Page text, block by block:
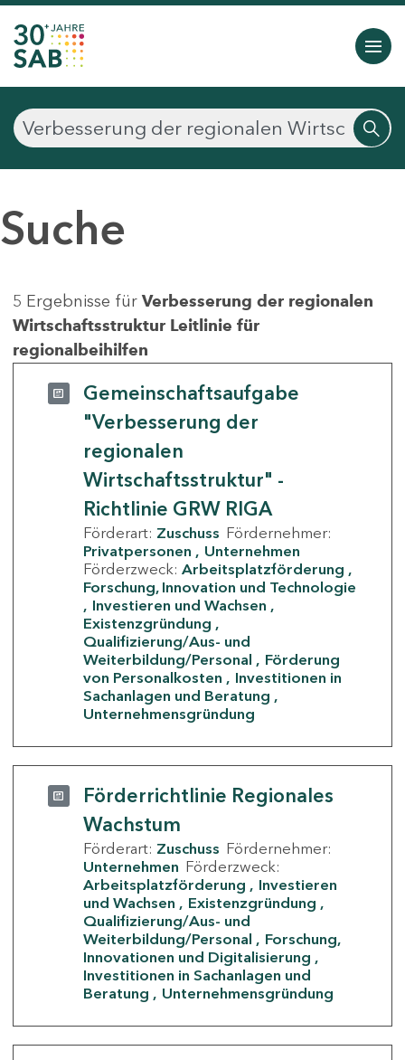
Suche
5 Ergebnisse für Verbesserung der regionalen
Wirtschaftsstruktur Leitlinie für
regionalbeihilfen
Gemeinschaftsaufgabe
"Verbesserung der
regionalen
Wirtschaftsstruktur" -
Richtlinie GRW RIGA
Förderart: Zuschuss Fördernehmer:
Privatpersonen
Unternehmen
Förderzweck: Arbeitsplatzförderung
Forschung, Innovation und Technologie
Investieren und Wachsen
Existenzgründung
Qualifizierung/Aus- und
Weiterbildung/Personal
Förderung
von Personalkosten
Investitionen in
Sachanlagen und Beratung
Unternehmensgründung
Förderrichtlinie Regionales
Wachstum
Förderart: Zuschuss Fördernehmer:
Unternehmen Förderzweck:
Arbeitsplatzförderung
Investieren
und Wachsen
Existenzgründung
Qualifizierung/Aus- und
Weiterbildung/Personal
Forschung,
Innovationen und Digitalisierung
Investitionen in Sachanlagen und
Beratung
Unternehmensgründung